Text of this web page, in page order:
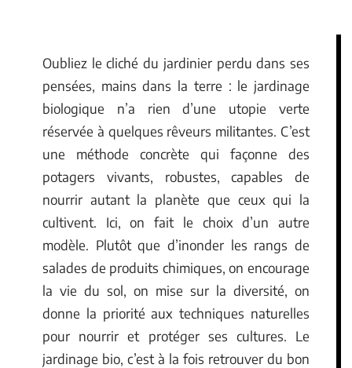
Oubliez le cliché du jardinier perdu dans ses
pensées, mains dans la terre : le jardinage
biologique n’a rien d’une utopie verte
réservée à quelques rêveurs militantes. C’est
une méthode concrète qui façonne des
potagers vivants, robustes, capables de
nourrir autant la planète que ceux qui la
cultivent. Ici, on fait le choix d’un autre
modèle. Plutôt que d’inonder les rangs de
salades de produits chimiques, on encourage
la vie du sol, on mise sur la diversité, on
donne la priorité aux techniques naturelles
pour nourrir et protéger ses cultures. Le
jardinage bio, c’est à la fois retrouver du bon